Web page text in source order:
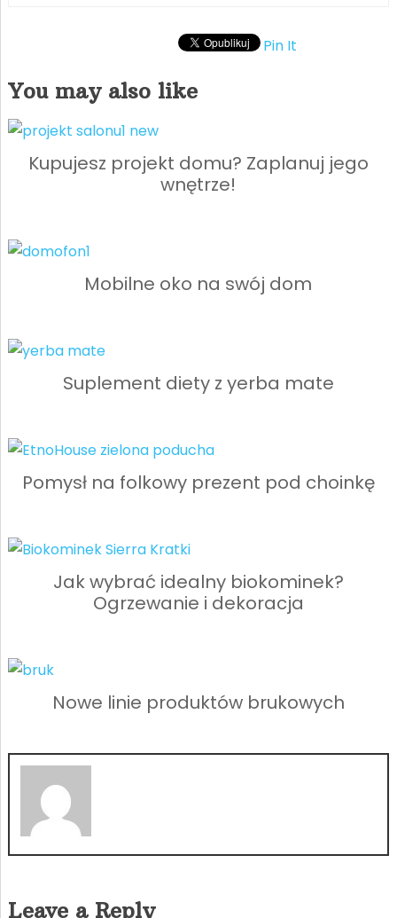
Pin It
You may also like
Kupujesz projekt domu? Zaplanuj jego
wnętrze!
Mobilne oko na swój dom
Suplement diety z yerba mate
Pomysł na folkowy prezent pod choinkę
Jak wybrać idealny biokominek?
Ogrzewanie i dekoracja
Nowe linie produktów brukowych
Leave a Reply